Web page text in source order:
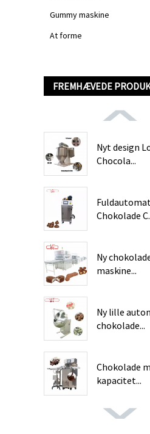
Gummy maskine
At forme
FREMHÆVEDE
Nyt design
Chocola...
Chokolade
Ny
maskine...
Ny lille
chokolade...
Chokolade
kapacitet...